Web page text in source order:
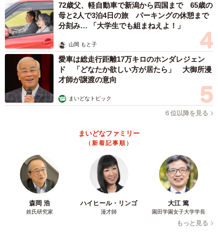
72歳父、軽自動車で新潟から四国まで 65歳の
母と2人で3泊4日の旅 パーキングの休憩まで
分刻み… 「大学生でも組まねえよ！」
山岡 もと子
愛車は総走行距離17万キロのホンダレジェン
ド 「どなたか欲しい方が居たら」 大御所漫
才師が譲渡の意向
まいどなトピック
６位以降を見る
まいどなファミリー
（新着記事順）
森岡 浩
姓氏研究家
ハイヒール・リンゴ
漫才師
大江 篤
園田学園女子大学学長
もっと見る